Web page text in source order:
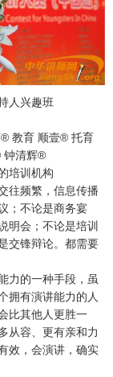
人兴趣班
教育 顺壹® 托育
钟清辉®
培训机构
往频繁，信息传播
；不论是商务宴
明会；不论是培训
交锋辩论。都需要
力的一种手段，虽
拥有演讲能力的人
比其他人更胜一
从容、更有亲和力
效，会演讲，确实